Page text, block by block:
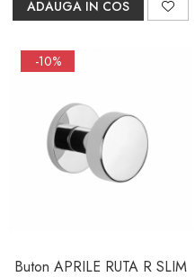
ADAUGA IN COS
-10%
Buton APRILE RUTA R SLIM